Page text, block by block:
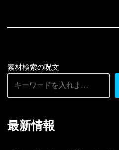
素材検索の呪文
最新情報